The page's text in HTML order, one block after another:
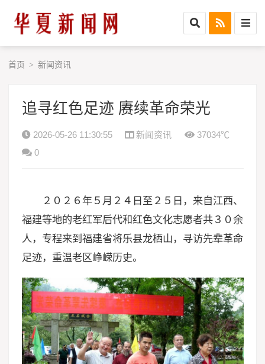
首页 > 新闻资讯
追寻红色足迹 赓续革命荣光
2026-05-26 11:30:55 新闻资讯
37034℃
0
２０２６年５月２４日至２５日，来自江西、
福建等地的老红军后代和红色文化志愿者共３０余
人，专程来到福建省将乐县龙栖山，寻访先辈革命
足迹，重温老区峥嵘历史。